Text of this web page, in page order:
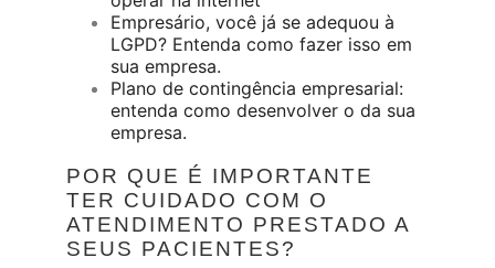
Empresário, você já se adequou à
LGPD? Entenda como fazer isso em
sua empresa.
Plano de contingência empresarial:
entenda como desenvolver o da sua
empresa.
POR QUE É IMPORTANTE
TER CUIDADO COM O
ATENDIMENTO PRESTADO A
SEUS PACIENTES?